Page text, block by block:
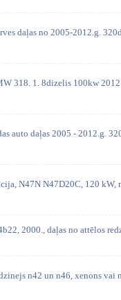
daļas no 2005-2012.g.
318. 1. 8dizelis 100kw
auto daļas 2005 - 2012.g.
N47N N47D20C, 120 kW,
2000., daļas no attēlos
n42 un n46, xenons vai